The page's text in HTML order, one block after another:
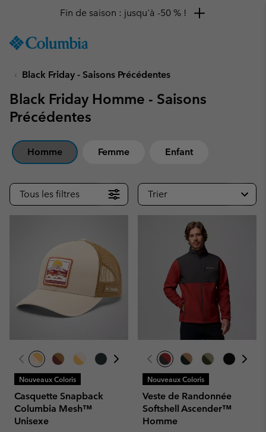
TO
SKIP
MAIN
NAV
TO
SEARCH
Remise de 10 % à saisir
Black Friday - Saisons Précédentes
Black Friday Homme - Saisons
Précédentes
Homme Femme Enfant
Tous les filtres Trier
Nouveaux Coloris
Casquette Snapback
Columbia Mesh™
Unisexe
Nouveaux Coloris
Veste de Randonnée
Softshell Ascender™
Homme